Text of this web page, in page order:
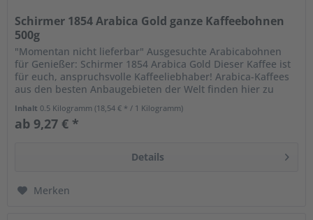
Schirmer 1854 Arabica Gold ganze Kaffeebohnen
500g
"Momentan nicht lieferbar" Ausgesuchte Arabicabohnen
für Genießer: Schirmer 1854 Arabica Gold Dieser Kaffee ist
für euch, anspruchsvolle Kaffeeliebhaber! Arabica-Kaffees
aus den besten Anbaugebieten der Welt finden hier zu
Inhalt 0.5 Kilogramm(18,54 € * / 1 Kilogramm)
ab 9,27 € *
Details
Merken